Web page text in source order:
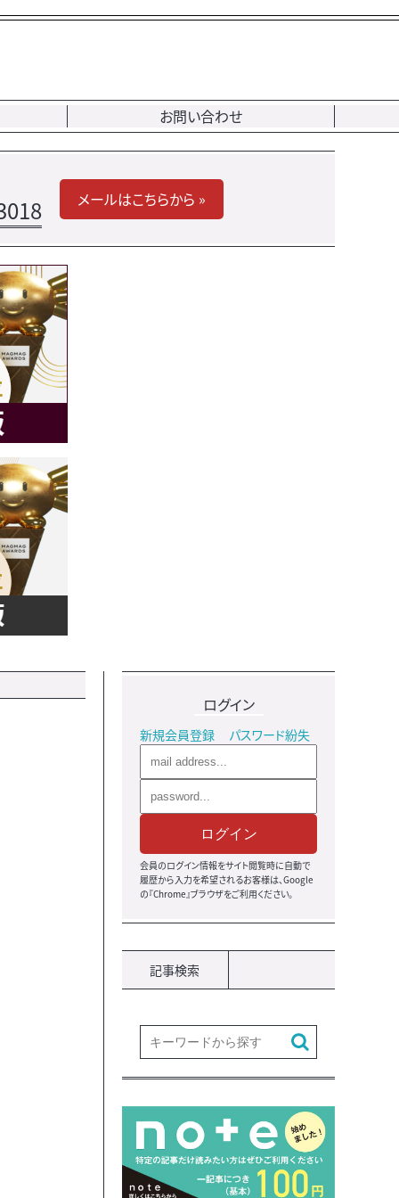
お問い合わせ
メールはこちらから »
ログイン
新規会員登録 パスワード紛失
ログイン
会員のログイン情報をサイト閲覧時に自動で
履歴から入力を希望されるお客様は、Google
の『Chrome』ブラウザをご利用ください。
記事検索